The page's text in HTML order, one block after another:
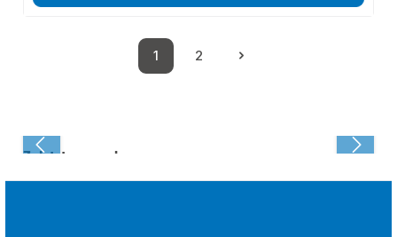
Seite
1
Seite
2
Zuletzt angesehen: